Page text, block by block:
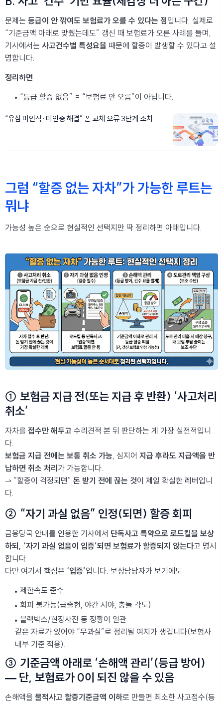
문제는 등급이 안 깎여도 보험료가 오를 수 있다는 점입니다. 실제로
“기준금액 아래로 맞췄는데도” 갱신 때 보험료가 오른 사례를 들며,
기사에서는 사고건수별 특성요율 때문에 할증이 발생할 수 있다고 설
명합니다.
정리하면
“등급 할증 없음” = “보험료 안 오름”이 아닙니다.
“유심 미인식·미인증 해결” 폰 교체 오류 3단계 조치
그럼 “할증 없는 자차”가 가능한 루트는
뭐냐
가능성 높은 순으로 현실적인 선택지만 딱 정리하면 아래입니다.
① 보험금 지급 전(또는 지급 후 반환) ‘사고처리
취소’
자차를 접수만 해두고 수리견적 본 뒤 판단하는 게 가장 실전적입니
다.
보험금 지급 전에는 보통 취소 가능, 심지어 지급 후라도 지급액을 반
납하면 취소 처리 가 가능합니다.
⇀ “할증이 걱정되면” 돈 받기 전에 끊는 것이 제일 확실한 레버입니
다.
② “자기 과실 없음” 인정(되면) 할증 회피
금융당국 안내를 인용한 기사에서 단독사고 특약으로 로드킬을 보상
하되, ‘자기 과실 없음이 입증’되면 보험료가 할증되지 않는다고 명시
합니다.
다만 여기서 핵심은 ‘입증’입니다. 보상담당자가 보기에도
제한속도 준수
회피 불가능(급출현, 야간 시야, 충돌 각도)
블랙박스/현장사진 등 정황이 일관
같은 자료가 있어야 “무과실”로 정리될 여지가 생깁니다(보험사
내부 기준 적용).
③ 기준금액 아래로 ‘손해액 관리’(등급 방어)
— 단, 보험료가 0이 되진 않을 수 있음
손해액을 물적사고 할증기준금액 이하로 만들면 최소한 사고점수(등